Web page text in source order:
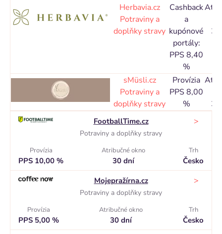
Herbavia.cz
Potraviny a
doplňky stravy
Cashback
a
kupónové
portály:
PPS 8,40
%
sMüsli.cz
Potraviny a
doplňky stravy
Provízia
PPS 8,00
%
FootballTime.cz
Potraviny a doplňky stravy
>
Provízia
PPS 10,00 %
Atribučné okno
30 dní
Trh
Česko
Mojepražírna.cz
Potraviny a doplňky stravy
>
Provízia
PPS 5,00 %
Atribučné okno
30 dní
Trh
Česko